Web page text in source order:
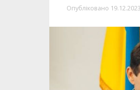
Опубліковано 19.12.2023